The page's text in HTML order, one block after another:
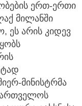
ერთ-ერთი
მილანში
ეს არის კიდევ
მინისტრმა